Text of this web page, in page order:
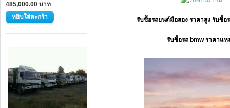
485,000.00 บาท
รับซื้อรถยนต์มือสอง ราคาสูง รับซื้
รับซื้อรถ bmw ราคาแห